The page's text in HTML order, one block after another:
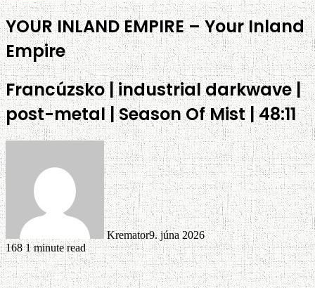
YOUR INLAND EMPIRE – Your Inland
Empire
Francúzsko | industrial darkwave |
post-metal | Season Of Mist | 48:11
Kremator9. júna 2026
1681 minute read